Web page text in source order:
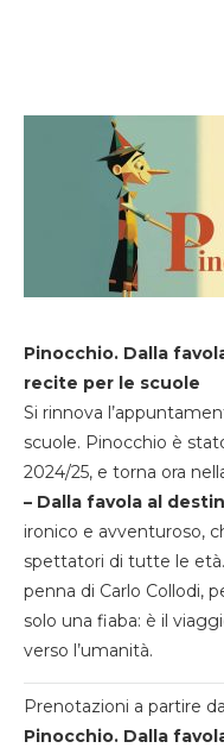
Pinocchio. Dalla
recite per le scuole
Si rinnova
scuole. Pinocchio è
2024/25, e torna ora
– Dalla favola al
ironico e avventuroso,
spettatori di tutte le
penna di Carlo Collodi,
solo una fiaba: è il
verso l’umanità.
Prenotazioni a partire
Pinocchio. Dalla